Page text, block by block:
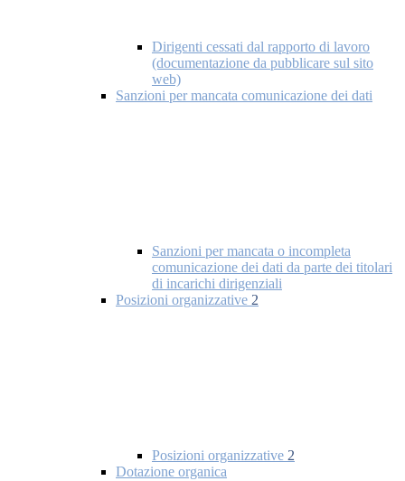
Dirigenti cessati dal rapporto di lavoro
(documentazione da pubblicare sul sito
web)
Sanzioni per mancata comunicazione dei dati
Sanzioni per mancata o incompleta
comunicazione dei dati da parte dei titolari
di incarichi dirigenziali
Posizioni organizzative 2
Posizioni organizzative 2
Dotazione organica